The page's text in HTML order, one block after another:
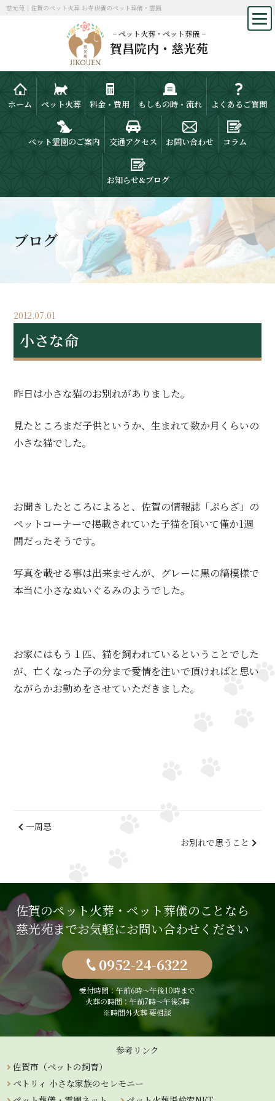
慈光苑｜佐賀のペット火葬 お寺供養のペット葬儀・霊園
− ペット火葬・ペット葬儀 −
賀昌院内・慈光苑
ホーム ペット火葬 料金・費用 もしもの時・流れ よくあるご質問
ペット霊園のご案内 交通アクセス お問い合わせ コラム
お知らせ&ブログ
ブログ
2012.07.01
小さな命
昨日は小さな猫のお別れがありました。
見たところまだ子供というか、生まれて数か月くらいの
小さな猫でした。
お聞きしたところによると、佐賀の情報誌「ぷらざ」の
ペットコーナーで掲載されていた子猫を頂いて僅か1週
間だったそうです。
写真を載せる事は出来ませんが、グレーに黒の縞模様で
本当に小さなぬいぐるみのようでした。
お家にはもう１匹、猫を飼われているということでした
が、亡くなった子の分まで愛情を注いで頂ければと思い
ながらかお勤めをさせていただきました。
一周忌
お別れで思うこと
佐賀のペット火葬・ペット葬儀のことなら
慈光苑までお気軽にお問い合わせください
0952-24-6322
受付時間：午前6時〜午後10時まで
火葬の時間：午前7時～午後5時
※時間外火葬 要相談
参考リンク
佐賀市（ペットの飼育）
ペトリィ 小さな家族のセレモニー